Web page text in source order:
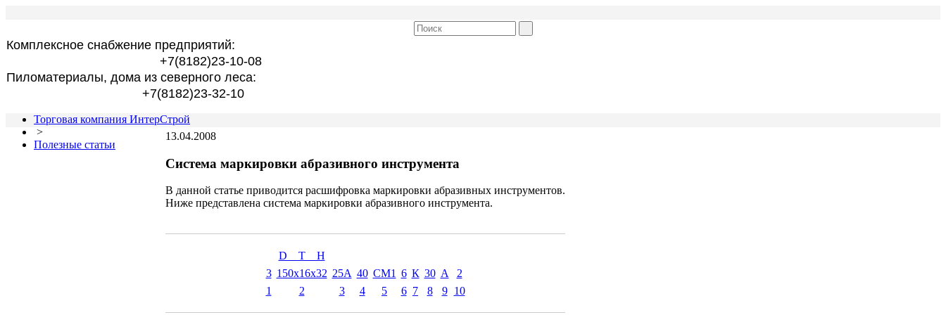
Комплексное снабжение предприятий:
+7(8182)23-10-08
Пиломатериалы, дома из северного леса:
+7(8182)23-32-10
Торговая компания ИнтерСтрой
>
Полезные статьи
13.04.2008
Система маркировки абразивного инструмента
В данной статье приводится расшифровка маркировки абразивных инструментов.
Ниже представлена система маркировки абразивного инструмента.
D T H
3 150x16x32 25А 40 СМ1 6 К 30 А
2
1
2 3 4 5 6 7 8 9 10